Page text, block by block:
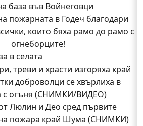
които бяха рамо до рамо с
огнеборците!
треви и храсти изгоряха край
доброволци се хвърлиха в
с огъня (СНИМКИ/ВИДЕО)
в селата
на тока утре в части
от община Годеч
и Станимир да изберат Годеч
в чужбина? (ВИДЕО)
база във Войнеговци
пожарната в Годеч благодари
които бяха рамо до рамо с
огнеборците!
в селата
треви и храсти изгоряха край
доброволци се хвърлиха в
с огъня (СНИМКИ/ВИДЕО)
Люлин и Део сред първите
пожара край Шума (СНИМКИ)